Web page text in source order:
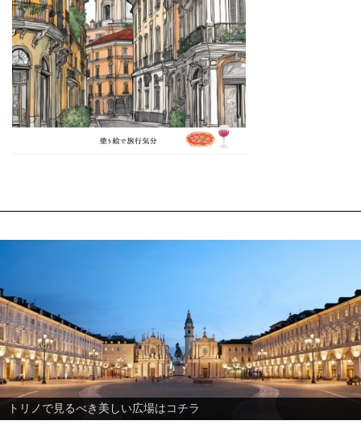
トリノで見るべき美しい広場はコチラ